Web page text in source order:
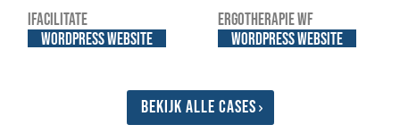
iFacilitate
WordPress website
Ergotherapie WF
WordPress website
Bekijk alle cases